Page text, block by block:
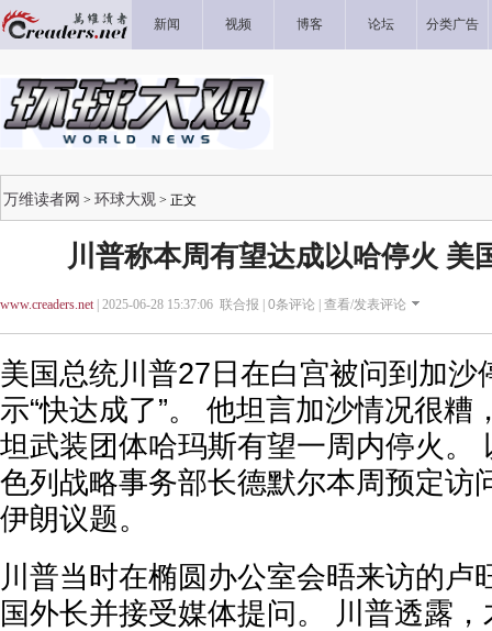
新闻 视频 博客 论坛 分类广告
万维读者网 > 环球大观 > 正文
川普称本周有望达成以哈停火 美
www.creaders.net| 2025-06-28 15:37:06 联合报 | 0条评论 | 查看/发表评论
美国总统川普27日在白宫被问到加沙
示“快达成了”。 他坦言加沙情况很糟
坦武装团体哈玛斯有望一周内停火。
色列战略事务部长德默尔本周预定访
伊朗议题。
川普当时在椭圆办公室会晤来访的卢
国外长并接受媒体提问。 川普透露